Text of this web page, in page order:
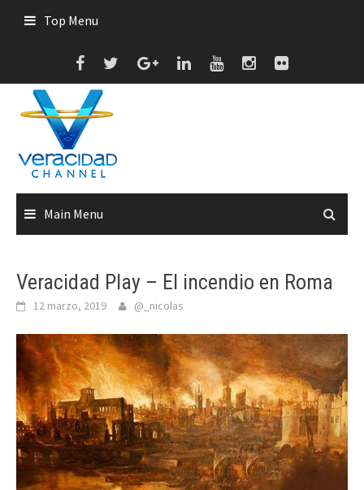
Top Menu
Main Menu
Veracidad Play – El incendio en Roma
12 marzo, 2019 @_nicolas